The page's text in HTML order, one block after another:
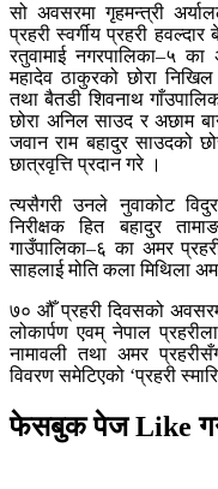
सो अवसरमा गृहमन्त्री
प्रहरी स्वर्गीय प्रहरी
रतुवामाई नगरपालिका–५ का
महादेव ठाकुरको छोरा
तथा बैतडी शिवनाथ
छोरा अनिल साउद र अछाम
जवान राम बहादुर साउदको
छात्रवृत्ति प्रदान गरे ।
त्यसैगरी उनले नुवाकोट
निरीक्षक हित बहादुर
गाउँपालिका–६ का अमर
साहलाई मोति कला मिथिला
७० औँ प्रहरी दिवसको
लोकार्पण एवम् नेपाल
नामावली तथा अमर
विवरण समेटिएको ‘प्रहरी
फेसबुक पेज Like